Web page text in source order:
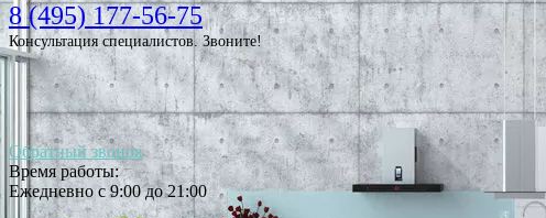
8 (495) 177-56-75
Консультация специалистов. Звоните!
Обратный звонок
Время работы:
Ежедневно с 9:00 до 21:00